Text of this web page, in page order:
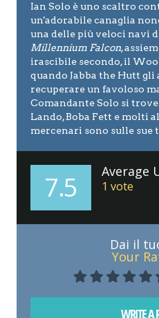
Ian Solo è uno scaltro
un'adorabile canaglia
una delle più veloci navi
Millennium Falcon,
irascibile secondo, il
quando Jabba the Hutt
recuperare un favoloso
Comandante Solo si
Lando, Boba Fett e molti
mercenari sono sulle sue
7.5 Average
1 vote
Dai il
Your
WRITE A